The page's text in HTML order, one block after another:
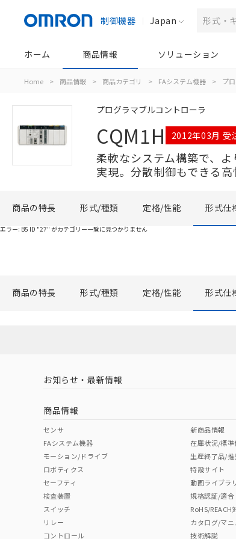
制御機器 Japan
ホーム 商品情報 ソリューション
Home > 商品情報 > 商品カテゴリ > FAシステム機器 > プ
プログラマブルコントローラ
CQM1H 2012年03月 受
柔軟なシステム構築で、
実現。分散制御もできる
商品の特長 形式/種類 定格/性能 形式仕
エラー: B5 ID "27" がカテゴリー一覧に見つかりません
商品の特長 形式/種類 定格/性能 形式仕
お知らせ・最新情報
商品情報
センサ
FAシステム機器
モーション/ドライブ
ロボティクス
セーフティ
検査装置
スイッチ
リレー
コントロール
新商品情報
在庫状況/標準
生産終了品/推
特設サイト
動画ライブラリ
規格認証/適合
RoHS/REACH
カタログ/マニ
技術解説
－
空
白
以下の
当
正
当
オ
在庫
す。
マイ
てい
お客
が、
さい
※当
いる